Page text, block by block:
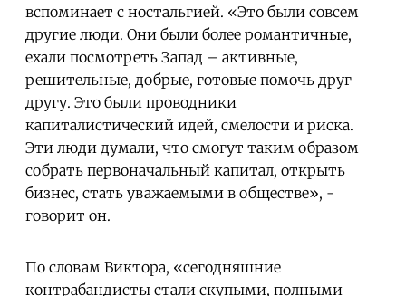
вспоминает с ностальгией. «Это были совсем
другие люди. Они были более романтичные,
ехали посмотреть Запад – активные,
решительные, добрые, готовые помочь друг
другу. Это были проводники
капиталистический идей, смелости и риска.
Эти люди думали, что смогут таким образом
собрать первоначальный капитал, открыть
бизнес, стать уважаемыми в обществе», -
говорит он.
По словам Виктора, «сегодняшние
контрабандисты стали скупыми, полными